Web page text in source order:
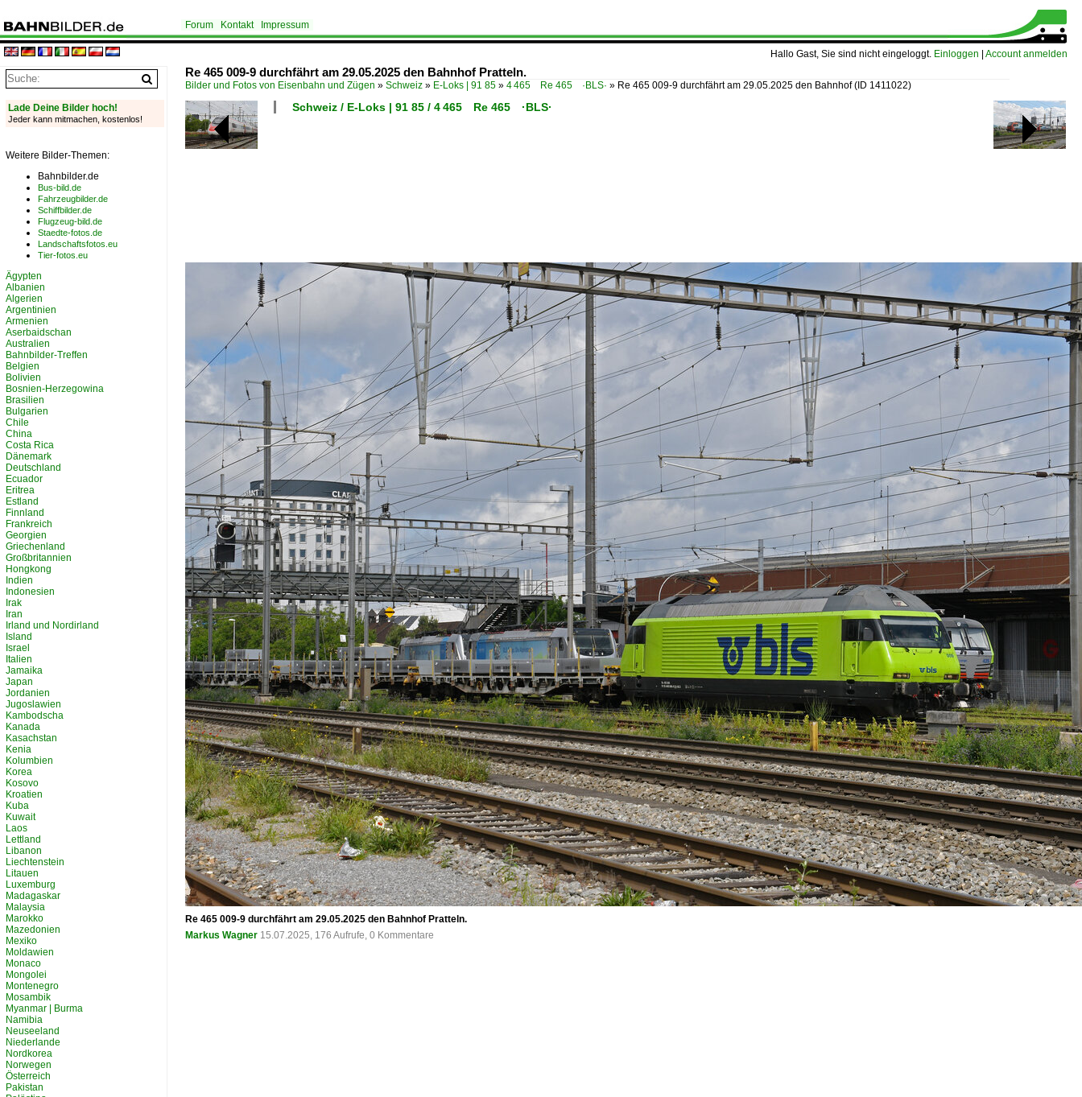
Hallo Gast, Sie sind nicht eingeloggt. Einloggen Account anmelden
Forum Kontakt Impressum
Re 465 009-9 durchfährt am 29.05.2025 den Bahnhof Pratteln.
Bilder und Fotos von Eisenbahn und Zügen » Schweiz » E-Loks | 91 85 » 4 465 Re 465 ·BLS· » Re 465 009-9 durchfährt am 29.05.2025 den Bahnhof(ID 1411022)
Schweiz / E-Loks | 91 85 / 4 465 Re 465 ·BLS·
Re 465 009-9 durchfährt am 29.05.2025 den Bahnhof Pratteln.
Markus Wagner 15.07.2025, 176 Aufrufe, 0 Kommentare
Lade Deine Bilder hoch!
Jeder kann mitmachen, kostenlos!
Weitere Bilder-Themen:
Bahnbilder.de
Bus-bild.de
Fahrzeugbilder.de
Schiffbilder.de
Flugzeug-bild.de
Staedte-fotos.de
Landschaftsfotos.eu
Tier-fotos.eu
Ägypten
Albanien
Algerien
Argentinien
Armenien
Aserbaidschan
Australien
Bahnbilder-Treffen
Belgien
Bolivien
Bosnien-Herzegowina
Brasilien
Bulgarien
Chile
China
Costa Rica
Dänemark
Deutschland
Ecuador
Eritrea
Estland
Finnland
Frankreich
Georgien
Griechenland
Großbritannien
Hongkong
Indien
Indonesien
Irak
Iran
Irland und Nordirland
Island
Israel
Italien
Jamaika
Japan
Jordanien
Jugoslawien
Kambodscha
Kanada
Kasachstan
Kenia
Kolumbien
Korea
Kosovo
Kroatien
Kuba
Kuwait
Laos
Lettland
Libanon
Liechtenstein
Litauen
Luxemburg
Madagaskar
Malaysia
Marokko
Mazedonien
Mexiko
Moldawien
Monaco
Mongolei
Montenegro
Mosambik
Myanmar | Burma
Namibia
Neuseeland
Niederlande
Nordkorea
Norwegen
Österreich
Pakistan